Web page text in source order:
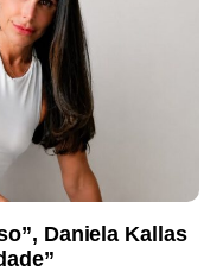
Daniela Kallas